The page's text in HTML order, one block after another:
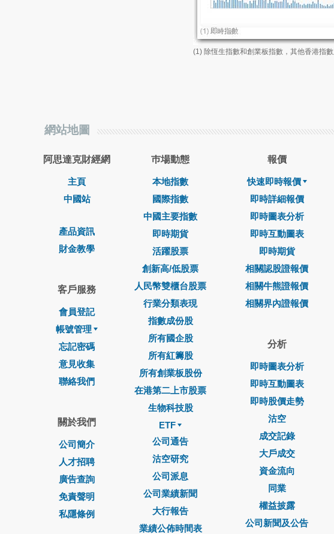
(1) 除恆生指數和創業板指數，其他香港指
網站地圖
阿思達克財經網
主頁
中國站
產品資訊
財金教學
客戶服務
會員登記
帳號管理
忘記密碼
意見收集
聯絡我們
關於我們
公司簡介
人才招聘
廣告查詢
免責聲明
私隱條例
巿場動態
本地指數
國際指數
中國主要指數
即時期貨
活躍股票
創新高/低股票
人民幣雙櫃台股票
行業分類表現
指數成份股
所有國企股
所有紅籌股
所有創業板股份
在港第二上市股票
生物科技股
ETF
公司通告
沽空研究
公司派息
公司業績新聞
大行報告
業績公佈時間表
報價
快速即時報價
即時詳細報價
即時圖表分析
即時互動圖表
即時期貨
相關認股證報價
相關牛熊證報價
相關界內證報價
分析
即時圖表分析
即時互動圖表
即時股價走勢
沽空
成交記錄
大戶成交
資金流向
同業
權益披露
公司新聞及公告